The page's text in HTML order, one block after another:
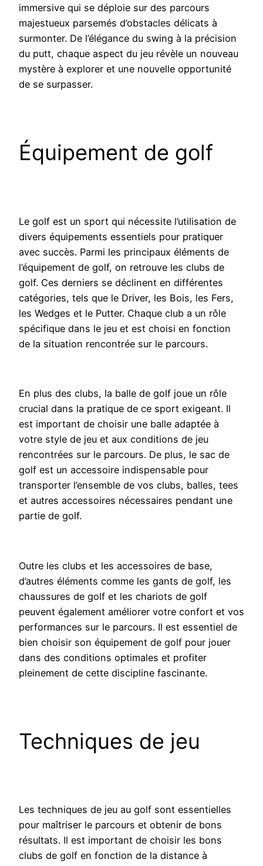
immersive qui se déploie sur des parcours
majestueux parsemés d’obstacles délicats à
surmonter. De l’élégance du swing à la précision
du putt, chaque aspect du jeu révèle un nouveau
mystère à explorer et une nouvelle opportunité
de se surpasser.
Équipement de golf
Le golf est un sport qui nécessite l’utilisation de
divers équipements essentiels pour pratiquer
avec succès. Parmi les principaux éléments de
l’équipement de golf, on retrouve les clubs de
golf. Ces derniers se déclinent en différentes
catégories, tels que le Driver, les Bois, les Fers,
les Wedges et le Putter. Chaque club a un rôle
spécifique dans le jeu et est choisi en fonction
de la situation rencontrée sur le parcours.
En plus des clubs, la balle de golf joue un rôle
crucial dans la pratique de ce sport exigeant. Il
est important de choisir une balle adaptée à
votre style de jeu et aux conditions de jeu
rencontrées sur le parcours. De plus, le sac de
golf est un accessoire indispensable pour
transporter l’ensemble de vos clubs, balles, tees
et autres accessoires nécessaires pendant une
partie de golf.
Outre les clubs et les accessoires de base,
d’autres éléments comme les gants de golf, les
chaussures de golf et les chariots de golf
peuvent également améliorer votre confort et vos
performances sur le parcours. Il est essentiel de
bien choisir son équipement de golf pour jouer
dans des conditions optimales et profiter
pleinement de cette discipline fascinante.
Techniques de jeu
Les techniques de jeu au golf sont essentielles
pour maîtriser le parcours et obtenir de bons
résultats. Il est important de choisir les bons
clubs de golf en fonction de la distance à